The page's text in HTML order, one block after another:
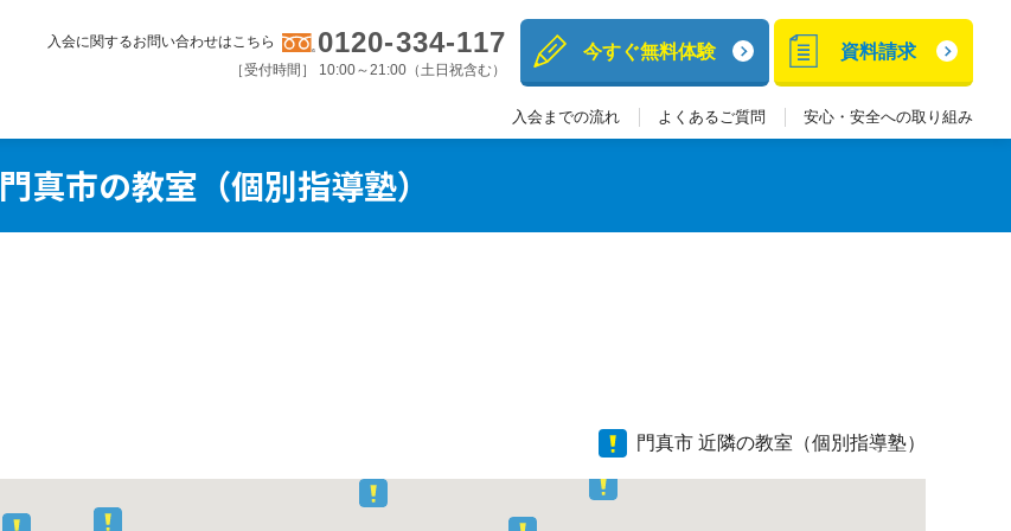
今すぐ無料体験 資料請求
入会に関するお問い合わせはこちら 0120-334-117
［受付時間］ 10:00～21:00（土日祝含む）
入会までの流れ よくあるご質問 安心・安全への取り組み
門真市の教室（個別指導塾）
門真市 近隣の教室（個別指導塾）